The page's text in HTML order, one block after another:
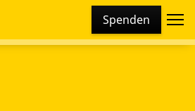
Spenden
verschiedene Cookies und
beinhaltet Cookies und